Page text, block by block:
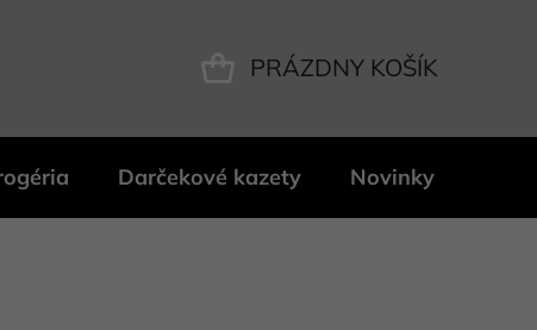
PRÁZDNY KOŠÍK
Darčekové kazety Novinky